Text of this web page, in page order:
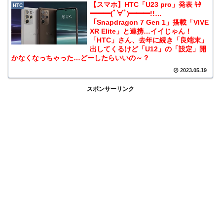
HTC
【スマホ】HTC「U23 pro」発表 ｷﾀ
━━━(ﾟ∀ﾟ)━━━!!…
「Snapdragon 7 Gen 1」搭載「VIVE
XR Elite」と連携…イイじゃん！
「HTC」さん、去年に続き「良端末」
出してくるけど「U12」の「設定」開
かなくなっちゃった…どーしたらいいの～？
2023.05.19
スポンサーリンク